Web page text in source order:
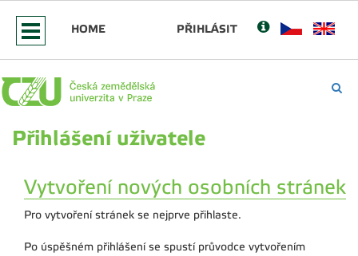
HOME PŘIHLÁSIT
Přihlášení uživatele
Vytvoření nových osobních stránek
Pro vytvoření stránek se nejprve přihlaste.
Po úspěšném přihlášení se spustí průvodce vytvořením